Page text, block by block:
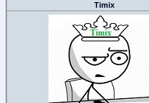
Timix